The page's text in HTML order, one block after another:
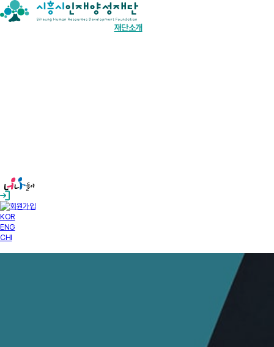
재단소개
KOR
ENG
CHI